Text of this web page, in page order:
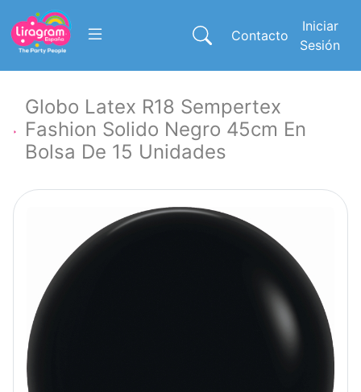
Contacto
Iniciar
Sesión
Globo Latex R18 Sempertex
Fashion Solido Negro 45cm En
Bolsa De 15 Unidades